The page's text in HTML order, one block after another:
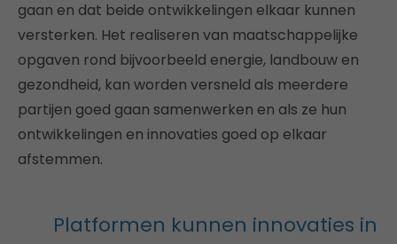
gaan en dat beide ontwikkelingen elkaar kunnen
versterken. Het realiseren van maatschappelijke
opgaven rond bijvoorbeeld energie, landbouw en
gezondheid, kan worden versneld als meerdere
partijen goed gaan samenwerken en als ze hun
ontwikkelingen en innovaties goed op elkaar
afstemmen.
Platformen kunnen innovaties in